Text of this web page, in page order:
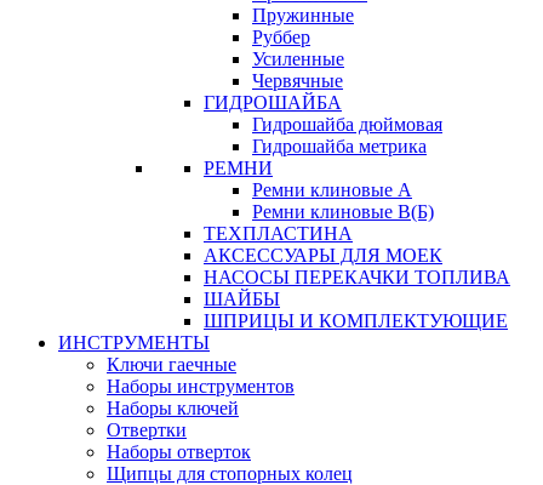
Пружинные
Руббер
Усиленные
Червячные
ГИДРОШАЙБА
Гидрошайба дюймовая
Гидрошайба метрика
РЕМНИ
Ремни клиновые А
Ремни клиновые В(Б)
ТЕХПЛАСТИНА
АКСЕССУАРЫ ДЛЯ МОЕК
НАСОСЫ ПЕРЕКАЧКИ ТОПЛИВА
ШАЙБЫ
ШПРИЦЫ И КОМПЛЕКТУЮЩИЕ
ИНСТРУМЕНТЫ
Ключи гаечные
Наборы инструментов
Наборы ключей
Отвертки
Наборы отверток
Щипцы для стопорных колец